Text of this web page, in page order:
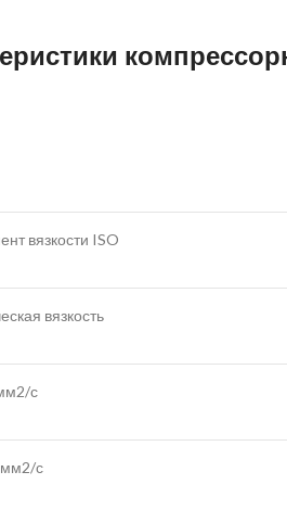
вязкости ISO
вязкость
с
мм2/с